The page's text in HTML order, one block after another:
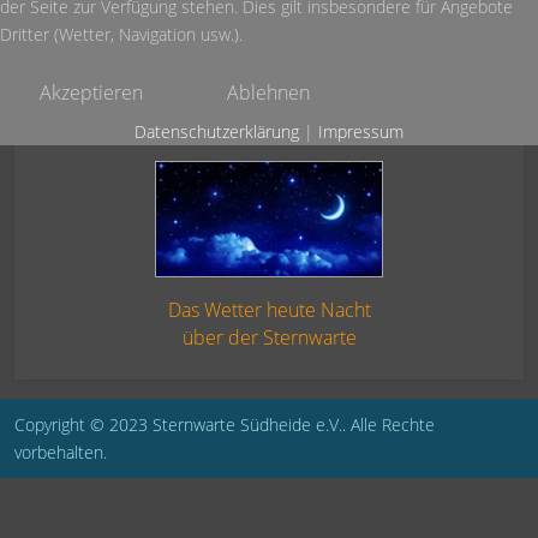
Das Wetter heute Nacht
über der Sternwarte
Copyright © 2023 Sternwarte Südheide e.V.. Alle Rechte
vorbehalten.
der Seite zur Verfügung stehen. Dies gilt insbesondere für Angebote
Dritter (Wetter, Navigation usw.).
Akzeptieren Ablehnen
Datenschutzerklärung | Impressum